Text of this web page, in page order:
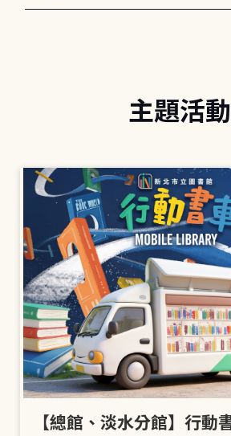
主題活動
【總館、淡水分館】行動